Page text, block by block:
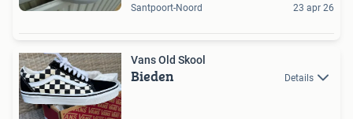
Santpoort-Noord 23 apr 26
Vans Old Skool
Bieden Details